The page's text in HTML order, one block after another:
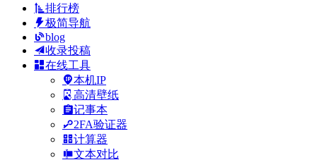
排行榜
极简导航
blog
收录投稿
在线工具
本机IP
高清壁纸
记事本
2FA验证器
计算器
文本对比